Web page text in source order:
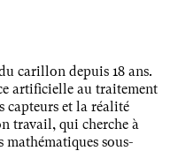
carillon depuis 18 ans.
artificielle au traitement
capteurs et la réalité
travail, qui cherche à
mathématiques sous-